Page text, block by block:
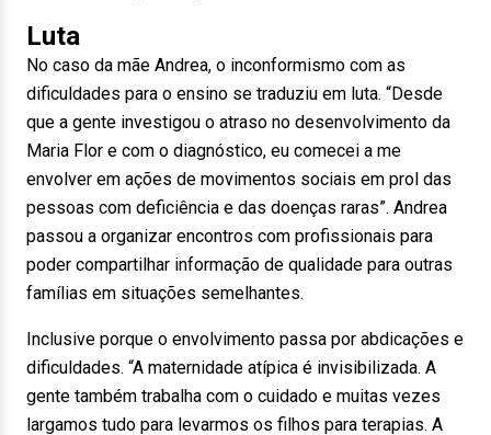
Luta
No caso da mãe Andrea, o inconformismo com as
dificuldades para o ensino se traduziu em luta. “Desde
que a gente investigou o atraso no desenvolvimento da
Maria Flor e com o diagnóstico, eu comecei a me
envolver em ações de movimentos sociais em prol das
pessoas com deficiência e das doenças raras”. Andrea
passou a organizar encontros com profissionais para
poder compartilhar informação de qualidade para outras
famílias em situações semelhantes.
Inclusive porque o envolvimento passa por abdicações e
dificuldades. “A maternidade atípica é invisibilizada. A
gente também trabalha com o cuidado e muitas vezes
largamos tudo para levarmos os filhos para terapias. A